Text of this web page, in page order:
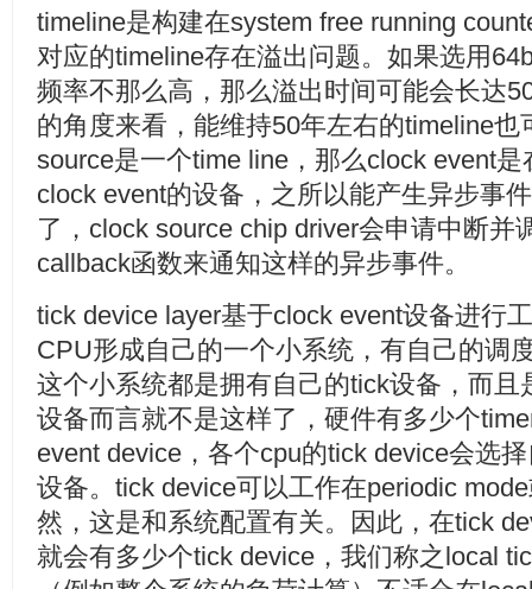
timeline是构建在system free running
对应的timeline存在溢出问题。如果选用
频率不那么高，那么溢出时间可能会长达
的角度来看，能维持50年左右的timeline
source是一个time line，那么clock event
clock event的设备，之所以能产生异步事
了，clock source chip driver会申请中断并
callback函数来通知这样的异步事件。
tick device layer基于clock event设备进行
CPU形成自己的一个小系统，有自己的调
这个小系统都是拥有自己的tick设备，而且
设备而言就不是这样了，硬件有多少个
event device，各个cpu的tick device会选
设备。tick device可以工作在periodic
然，这是和系统配置有关。因此，在tick
就会有多少个tick device，我们称之local